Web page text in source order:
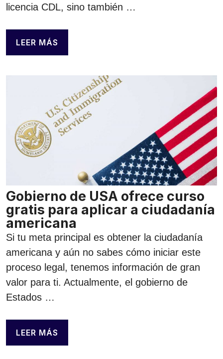
licencia CDL, sino también …
LEER MÁS
Gobierno de USA ofrece curso
gratis para aplicar a ciudadanía
americana
Si tu meta principal es obtener la ciudadanía
americana y aún no sabes cómo iniciar este
proceso legal, tenemos información de gran
valor para ti. Actualmente, el gobierno de
Estados …
LEER MÁS